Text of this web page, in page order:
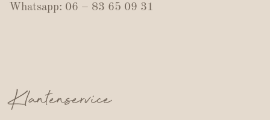
Whatsapp: 06 – 83 65 09 31
Klantenservice